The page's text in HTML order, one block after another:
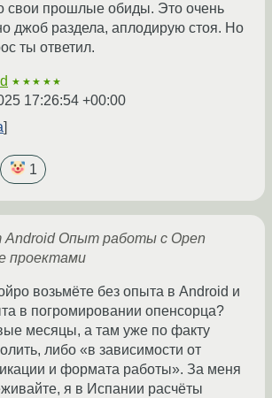
свои прошлые обиды. Это очень
джоб раздела, аплодирую стоя. Но
ты ответил.
★★★★★
17:26:54 +00:00
1
Опыт работы с Open
проектами
возьмёте без опыта в Android и
в погромировании опенсорца?
месяцы, а там уже по факту
либо «в зависимости от
и формата работы». За меня
я в Испании расчёты